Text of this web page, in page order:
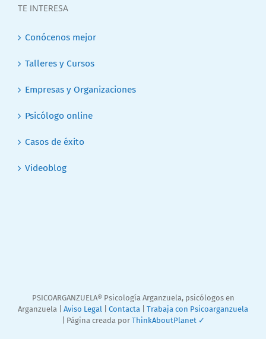
TE INTERESA
Conócenos mejor
Talleres y Cursos
Empresas y Organizaciones
Psicólogo online
Casos de éxito
Videoblog
PSICOARGANZUELA® Psicología Arganzuela, psicólogos en
Arganzuela | Aviso Legal Contacta
Trabaja con Psicoarganzuela
| Página creada por ThinkAboutPlanet ✓